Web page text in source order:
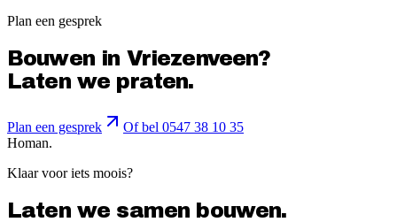
Plan een gesprek
Bouwen in Vriezenveen?
Laten we praten.
Plan een gesprek
Of bel 0547 38 10 35
Homan.
Klaar voor iets moois?
Laten we samen bouwen.